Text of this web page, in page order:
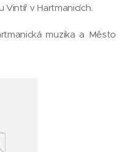
Vintíř v Hartmanicích.
muzika a Město